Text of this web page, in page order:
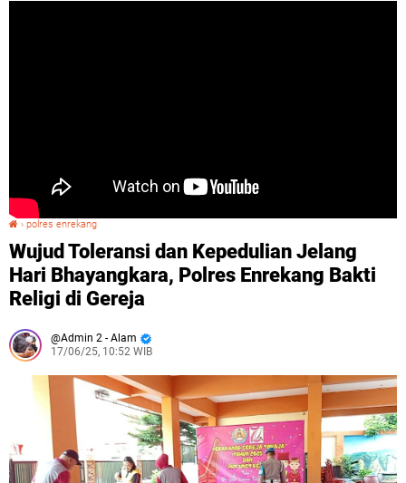
› polres enrekang
Wujud Toleransi dan Kepedulian Jelang
Hari Bhayangkara, Polres Enrekang Bakti
Religi di Gereja
Admin 2 - Alam
17/06/25, 10:52 WIB